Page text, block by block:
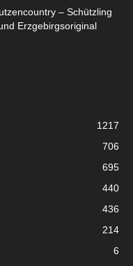
– Schützling
Erzgebirgsoriginal
1217
706
695
440
436
214
6